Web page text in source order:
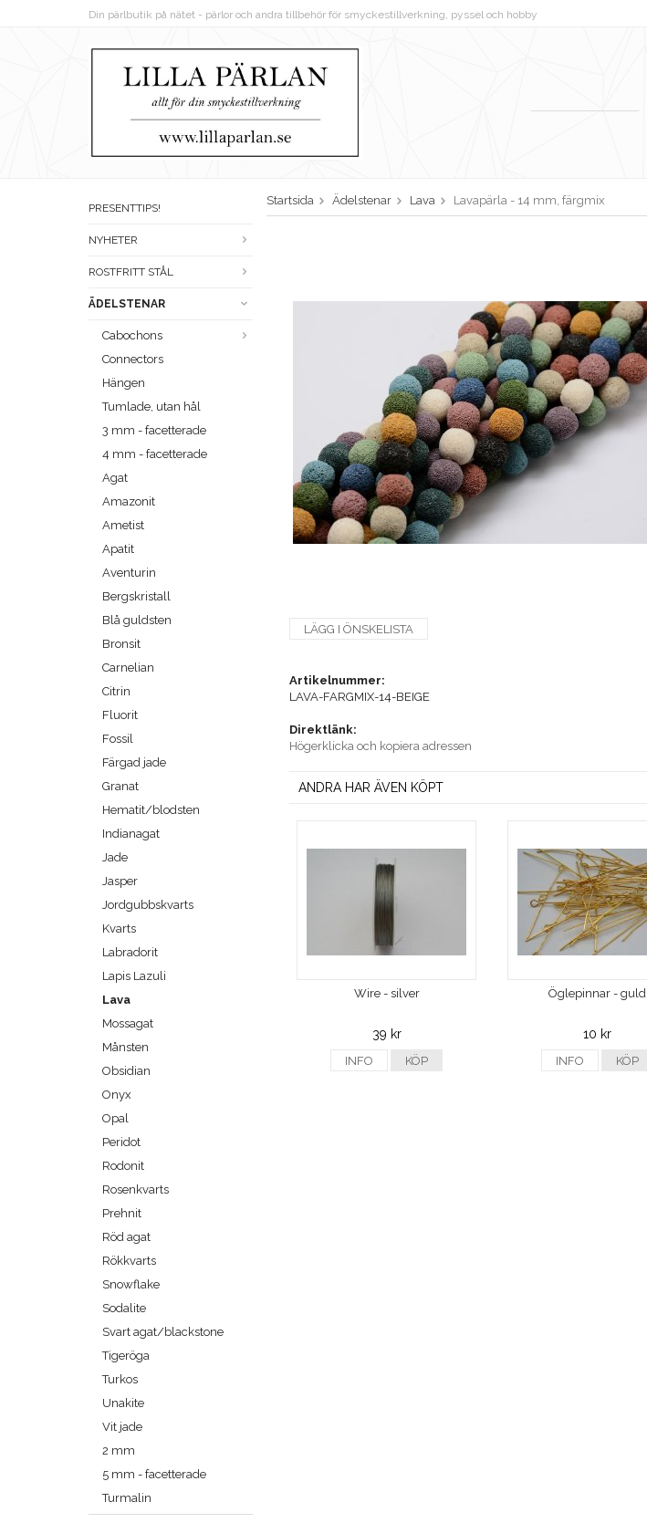
Din pärlbutik på nätet - pärlor och andra tillbehör för smyckestillverkning, pyssel och hobby
PRESENTTIPS!
NYHETER
ROSTFRITT STÅL
ÄDELSTENAR
Cabochons
Connectors
Hängen
Tumlade, utan hål
3 mm - facetterade
4 mm - facetterade
Agat
Amazonit
Ametist
Apatit
Aventurin
Bergskristall
Blå guldsten
Bronsit
Carnelian
Citrin
Fluorit
Fossil
Färgad jade
Granat
Hematit/blodsten
Indianagat
Jade
Jasper
Jordgubbskvarts
Kvarts
Labradorit
Lapis Lazuli
Lava
Mossagat
Månsten
Obsidian
Onyx
Opal
Peridot
Rodonit
Rosenkvarts
Prehnit
Röd agat
Rökkvarts
Snowflake
Sodalite
Svart agat/blackstone
Tigeröga
Turkos
Unakite
Vit jade
2 mm
5 mm - facetterade
Turmalin
Startsida Ädelstenar Lava Lavapärla - 14 mm, färgmix
LÄGG I ÖNSKELISTA
Artikelnummer:
LAVA-FARGMIX-14-BEIGE
Direktlänk:
Högerklicka och kopiera adressen
ANDRA HAR ÄVEN KÖPT
Wire - silver
39 kr
INFO KÖP
Öglepinnar - guld
10 kr
INFO KÖP